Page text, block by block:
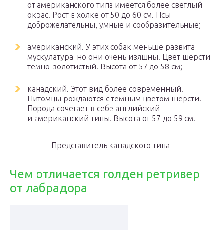
от американского типа имеется более светлый
окрас. Рост в холке от 50 до 60 см. Псы
доброжелательны, умные и сообразительные;
американский. У этих собак меньше развита
мускулатура, но они очень изящны. Цвет шерсти
темно-золотистый. Высота от 57 до 58 см;
канадский. Этот вид более современный.
Питомцы рождаются с темным цветом шерсти.
Порода сочетает в себе английский
и американский типы. Высота от 57 до 59 см.
Представитель канадского типа
Чем отличается голден ретривер
от лабрадора